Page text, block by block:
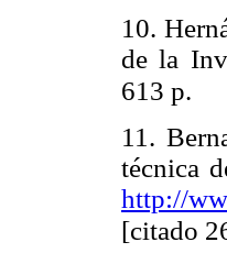
10.
de la
613 p.
11.
técnica
http://
[citado